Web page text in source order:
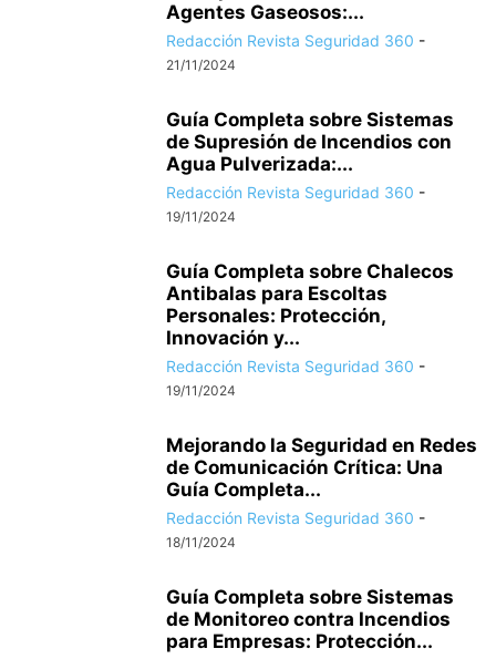
Agentes Gaseosos:...
Redacción Revista Seguridad 360 -
21/11/2024
Guía Completa sobre Sistemas
de Supresión de Incendios con
Agua Pulverizada:...
Redacción Revista Seguridad 360 -
19/11/2024
Guía Completa sobre Chalecos
Antibalas para Escoltas
Personales: Protección,
Innovación y...
Redacción Revista Seguridad 360 -
19/11/2024
Mejorando la Seguridad en Redes
de Comunicación Crítica: Una
Guía Completa...
Redacción Revista Seguridad 360 -
18/11/2024
Guía Completa sobre Sistemas
de Monitoreo contra Incendios
para Empresas: Protección...